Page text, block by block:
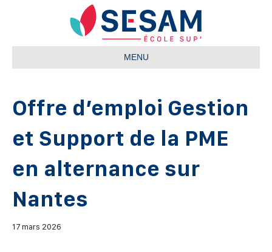
MENU
Offre d’emploi Gestion
et Support de la PME
en alternance sur
Nantes
17 mars 2026